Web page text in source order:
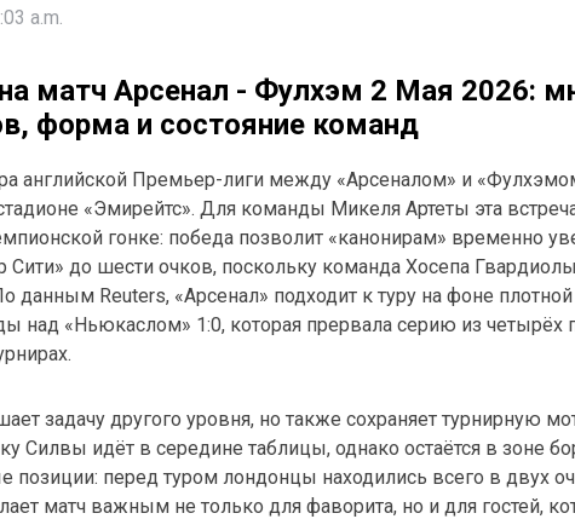
a.m.
матч Арсенал - Фулхэм 2 Мая 2026:
форма и состояние команд
английской Премьер-лиги между «Арсеналом» и
«Эмирейтс». Для команды Микеля Артеты эта
гонке: победа позволит «канонирам» временно
Сити» до шести очков, поскольку команда Хосепа
данным Reuters, «Арсенал» подходит к туру на фоне
над «Ньюкаслом» 1:0, которая прервала серию из четырёх
задачу другого уровня, но также сохраняет турнирную
Силвы идёт в середине таблицы, однако остаётся в зоне
позиции: перед туром лондонцы находились всего в двух
матч важным не только для фаворита, но и для гостей,